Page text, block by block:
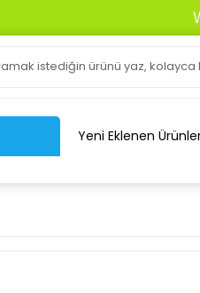
Yeni Eklenen